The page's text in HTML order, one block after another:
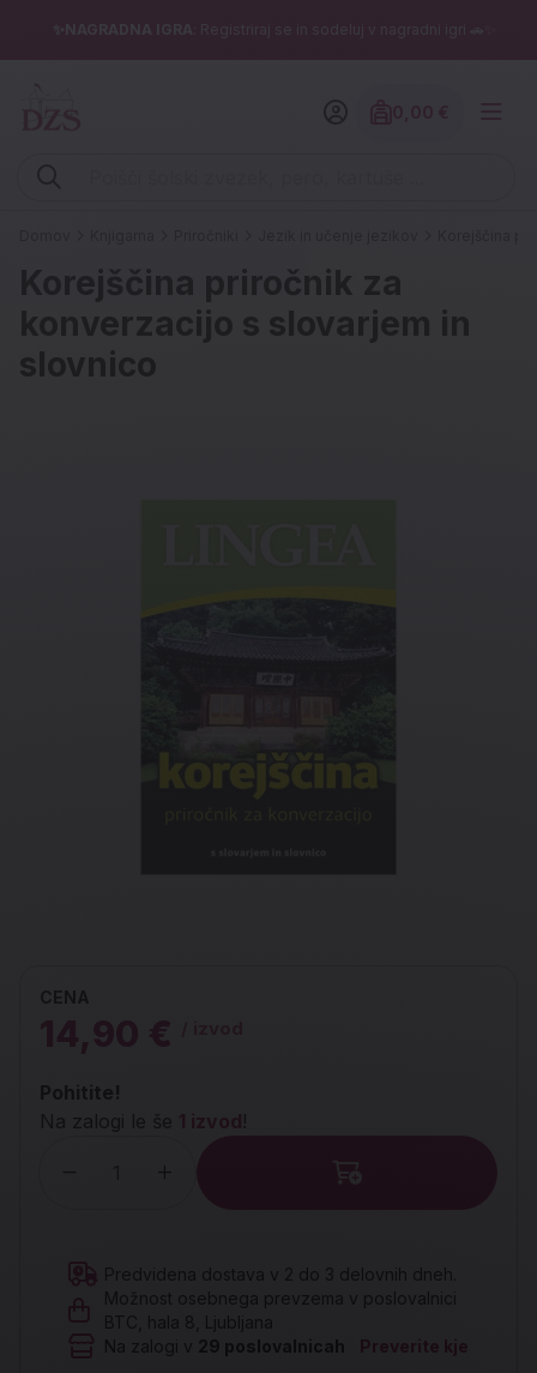
✨NAGRADNA IGRA : Registriraj se in sodeluj v nagradni igri 🚗✨
Vpišite iskalni niz (šolski zvezek, pero, kartuše ...)
Korejščina priročnik za
konverzacijo s slovarjem in
slovnico
CENA
14,90 €
Pohitite!
Na zalogi le še 1 izvod !
Predvidena dostava v 2 do 3 delovnih dneh.
Možnost osebnega prevzema v poslovalnici
BTC, hala 8, Ljubljana
Na zalogi v 29 poslovalnicah Preverite kje